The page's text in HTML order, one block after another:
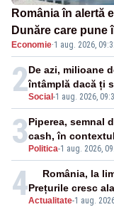
România în alertă
Dunăre care pune
cunoscută de pe
Economie·1 aug. 2026,
2Social -1 aug. 2026,
De azi, milioane
întâmplă dacă ți
3 Politica-1 aug. 2026,
Piperea, semnal
cash, în
4Actualitate-1 aug.
România, la
Prețurile cresc